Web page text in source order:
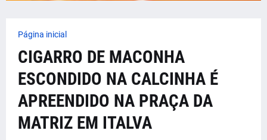
Página inicial
CIGARRO DE MACONHA
ESCONDIDO NA CALCINHA É
APREENDIDO NA PRAÇA DA
MATRIZ EM ITALVA